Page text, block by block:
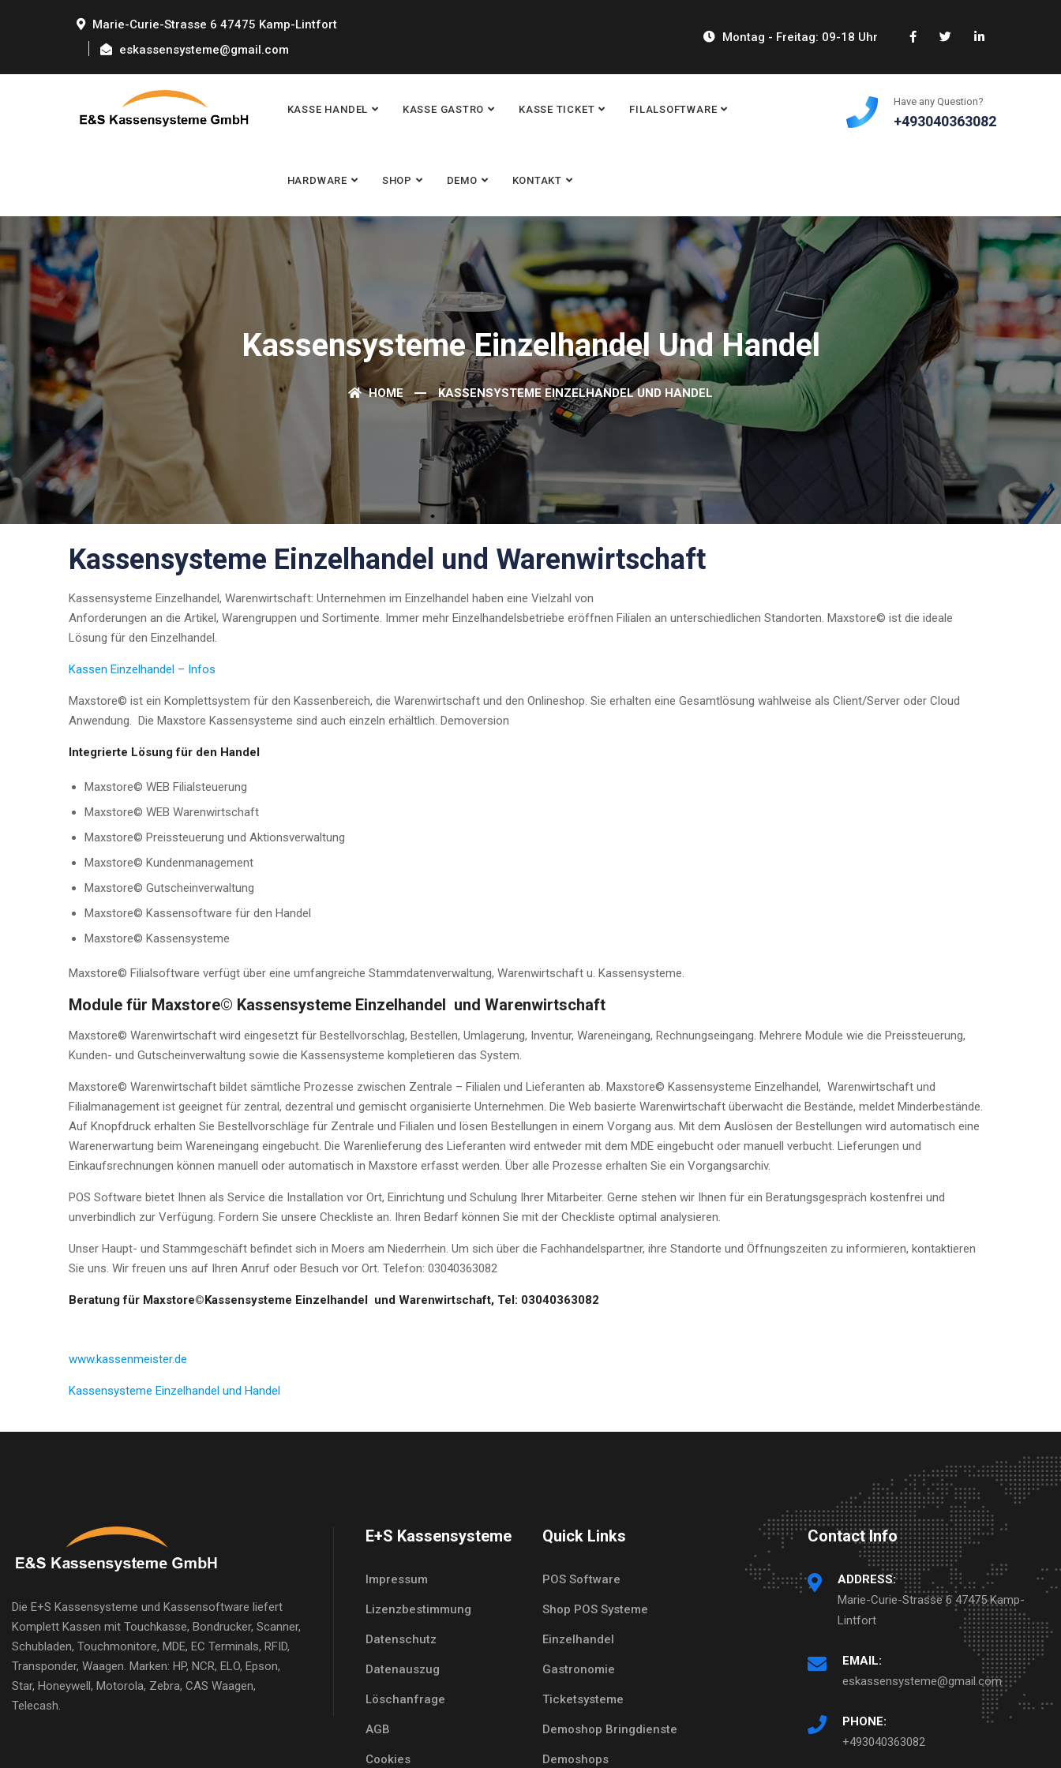
Marie-Curie-Strasse 6 47475 Kamp-Lintfort
eskassensysteme@gmail.com
Montag - Freitag: 09-18 Uhr
Have any Question?
+493040363082
KASSE HANDEL KASSE GASTRO KASSE TICKET FILALSOFTWARE
HARDWARE SHOP DEMO KONTAKT
Kassensysteme Einzelhandel Und Handel
HOME KASSENSYSTEME EINZELHANDEL UND HANDEL
Kassensysteme Einzelhandel und Warenwirtschaft
Kassensysteme Einzelhandel, Warenwirtschaft: Unternehmen im Einzelhandel haben eine Vielzahl von
Anforderungen an die Artikel, Warengruppen und Sortimente. Immer mehr Einzelhandelsbetriebe eröffnen Filialen an unterschiedlichen Standorten. Maxstore© ist die ideale
Lösung für den Einzelhandel.
Kassen Einzelhandel – Infos
Maxstore© ist ein Komplettsystem für den Kassenbereich, die Warenwirtschaft und den Onlineshop. Sie erhalten eine Gesamtlösung wahlweise als Client/Server oder Cloud
Anwendung. Die Maxstore Kassensysteme sind auch einzeln erhältlich. Demoversion
Integrierte Lösung für den Handel
Maxstore© WEB Filialsteuerung
Maxstore© WEB Warenwirtschaft
Maxstore© Preissteuerung und Aktionsverwaltung
Maxstore© Kundenmanagement
Maxstore© Gutscheinverwaltung
Maxstore© Kassensoftware für den Handel
Maxstore© Kassensysteme
Maxstore© Filialsoftware verfügt über eine umfangreiche Stammdatenverwaltung, Warenwirtschaft u. Kassensysteme.
Module für Maxstore© Kassensysteme Einzelhandel und Warenwirtschaft
Maxstore© Warenwirtschaft wird eingesetzt für Bestellvorschlag, Bestellen, Umlagerung, Inventur, Wareneingang, Rechnungseingang. Mehrere Module wie die Preissteuerung,
Kunden- und Gutscheinverwaltung sowie die Kassensysteme kompletieren das System.
Maxstore© Warenwirtschaft bildet sämtliche Prozesse zwischen Zentrale – Filialen und Lieferanten ab. Maxstore© Kassensysteme Einzelhandel, Warenwirtschaft und
Filialmanagement ist geeignet für zentral, dezentral und gemischt organisierte Unternehmen. Die Web basierte Warenwirtschaft überwacht die Bestände, meldet Minderbestände.
Auf Knopfdruck erhalten Sie Bestellvorschläge für Zentrale und Filialen und lösen Bestellungen in einem Vorgang aus. Mit dem Auslösen der Bestellungen wird automatisch eine
Warenerwartung beim Wareneingang eingebucht. Die Warenlieferung des Lieferanten wird entweder mit dem MDE eingebucht oder manuell verbucht. Lieferungen und
Einkaufsrechnungen können manuell oder automatisch in Maxstore erfasst werden. Über alle Prozesse erhalten Sie ein Vorgangsarchiv.
POS Software bietet Ihnen als Service die Installation vor Ort, Einrichtung und Schulung Ihrer Mitarbeiter. Gerne stehen wir Ihnen für ein Beratungsgespräch kostenfrei und
unverbindlich zur Verfügung. Fordern Sie unsere Checkliste an. Ihren Bedarf können Sie mit der Checkliste optimal analysieren.
Unser Haupt- und Stammgeschäft befindet sich in Moers am Niederrhein. Um sich über die Fachhandelspartner, ihre Standorte und Öffnungszeiten zu informieren, kontaktieren
Sie uns. Wir freuen uns auf Ihren Anruf oder Besuch vor Ort. Telefon: 03040363082
Beratung für Maxstore©Kassensysteme Einzelhandel und Warenwirtschaft, Tel: 03040363082
www.kassenmeister.de
Kassensysteme Einzelhandel und Handel
Die E+S Kassensysteme und Kassensoftware liefert
Komplett Kassen mit Touchkasse, Bondrucker, Scanner,
Schubladen, Touchmonitore, MDE, EC Terminals, RFID,
Transponder, Waagen. Marken: HP, NCR, ELO, Epson,
Star, Honeywell, Motorola, Zebra, CAS Waagen,
Telecash.
E+S Kassensysteme
Impressum
Lizenzbestimmung
Datenschutz
Datenauszug
Löschanfrage
AGB
Cookies
Quick Links
POS Software
Shop POS Systeme
Einzelhandel
Gastronomie
Ticketsysteme
Demoshop Bringdienste
Demoshops
Contact Info
ADDRESS:
Marie-Curie-Strasse 6 47475 Kamp-
Lintfort
EMAIL:
eskassensysteme@gmail.com
PHONE:
+493040363082